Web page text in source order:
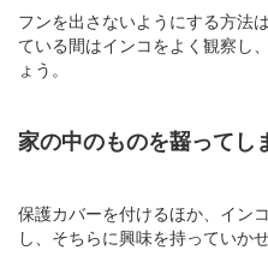
フンを出さないようにする方法
ている間はインコをよく観察し
ょう。
家の中のものを齧ってし
保護カバーを付けるほか、イン
し、そちらに興味を持っていか